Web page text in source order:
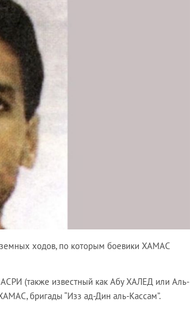
ходов, по которым боевики ХАМАС
(также известный как Абу ХАЛЕД или Аль-
бригады “Изз ад-Дин аль-Кассам”.